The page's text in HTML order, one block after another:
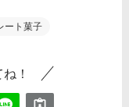
ート菓子
！